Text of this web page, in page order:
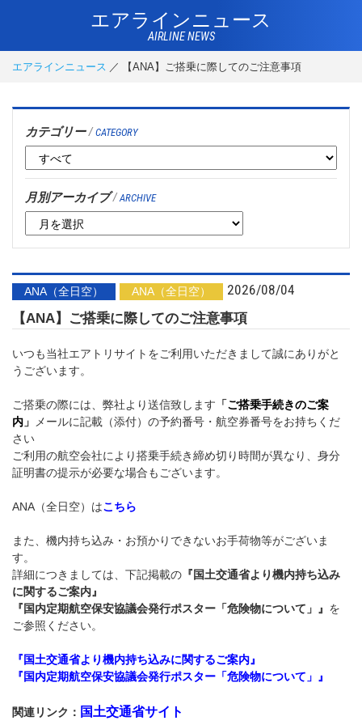
エアラインニュース
AIRLINE NEWS
エアラインニュース 【ANA】ご搭乗に際してのご注意事項
カテゴリー/ CATEGORY
月別アーカイブ/ ARCHIVE
ANA（全日空） ANA（全日空）
2026/08/04
【ANA】ご搭乗に際してのご注意事項
いつも当社エアトリサイトをご利用いただきまして誠にありがと
うございます。
ご搭乗の際には、弊社より送信致します 「ご搭乗手続きのご案
内 」
メールに記載（添付）の予約番号・航空券番号をお持ちくだ
さい
ご利用の航空会社により搭乗手続き締め切り時間が異なり、身分
証明書の提示が必要な場合もございます。
ANA（全日空）はこちら
また、機内持ち込み・お預かりできないお手荷物等がございま
す。
詳細につきましては、下記掲載の 『国土交通省より機内持ち込み
に関するご案内』
『国内定期航空保安協議会発行ポスター「危険物について」』 を
ご参照ください。
『国土交通省より機内持ち込みに関するご案内』
『国内定期航空保安協議会発行ポスター「危険物について」』
関連リンク： 国土交通省サイト